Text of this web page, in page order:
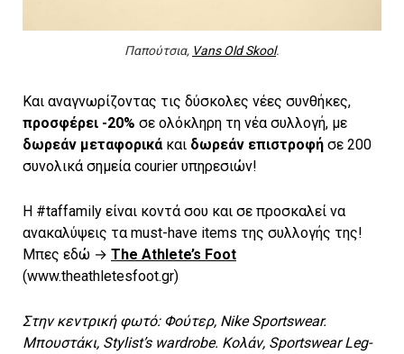
Παπούτσια, Vans Old Skool.
Και αναγνωρίζοντας τις δύσκολες νέες συνθήκες,
προσφέρει -20% σε ολόκληρη τη νέα συλλογή, με
δωρεάν μεταφορικάκαι δωρεάν επιστροφή σε 200
συνολικά σημεία courier υπηρεσιών!
Η #taffamily είναι κοντά σου και σε προσκαλεί να
ανακαλύψεις τα must-have items της συλλογής της!
Μπες εδώ → The Athlete’s Foot
(www.theathletesfoot.gr)
Στην κεντρική φωτό: Φούτερ, Nike Sportswear.
Μπουστάκι, Stylist’s wardrobe. Κολάν, Sportswear Leg-